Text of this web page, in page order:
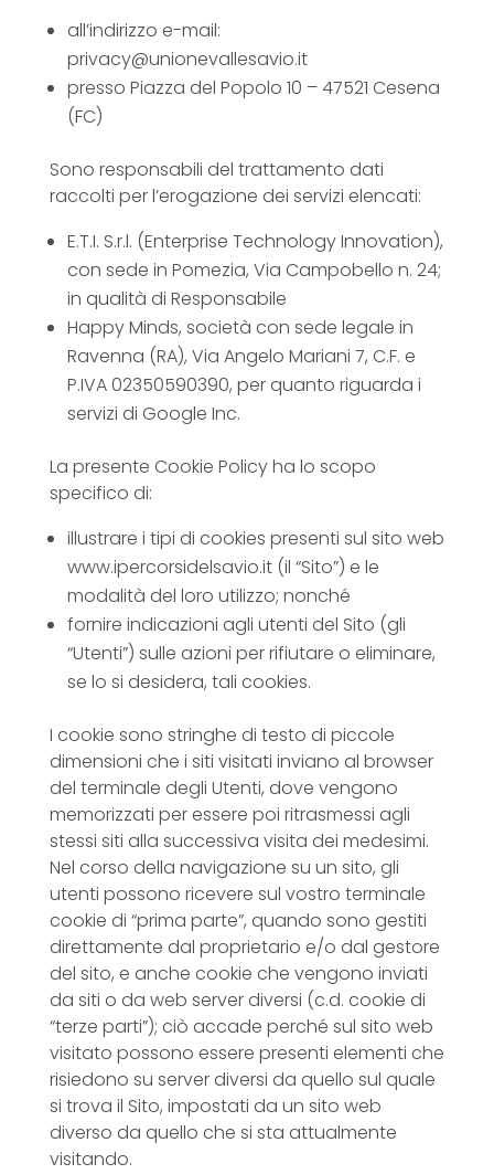
all’indirizzo e-mail:
privacy@unionevallesavio.it
presso Piazza del Popolo 10 – 47521 Cesena
(FC)
Sono responsabili del trattamento dati
raccolti per l’erogazione dei servizi elencati:
E.T.I. S.r.l. (Enterprise Technology Innovation),
con sede in Pomezia, Via Campobello n. 24;
in qualità di Responsabile
Happy Minds, società con sede legale in
Ravenna (RA), Via Angelo Mariani 7, C.F. e
P.IVA 02350590390, per quanto riguarda i
servizi di Google Inc.
La presente Cookie Policy ha lo scopo
specifico di:
illustrare i tipi di cookies presenti sul sito web
www.ipercorsidelsavio.it (il “Sito”) e le
modalità del loro utilizzo; nonché
fornire indicazioni agli utenti del Sito (gli
“Utenti”) sulle azioni per rifiutare o eliminare,
se lo si desidera, tali cookies.
I cookie sono stringhe di testo di piccole
dimensioni che i siti visitati inviano al browser
del terminale degli Utenti, dove vengono
memorizzati per essere poi ritrasmessi agli
stessi siti alla successiva visita dei medesimi.
Nel corso della navigazione su un sito, gli
utenti possono ricevere sul vostro terminale
cookie di “prima parte”, quando sono gestiti
direttamente dal proprietario e/o dal gestore
del sito, e anche cookie che vengono inviati
da siti o da web server diversi (c.d. cookie di
“terze parti”); ciò accade perché sul sito web
visitato possono essere presenti elementi che
risiedono su server diversi da quello sul quale
si trova il Sito, impostati da un sito web
diverso da quello che si sta attualmente
visitando.